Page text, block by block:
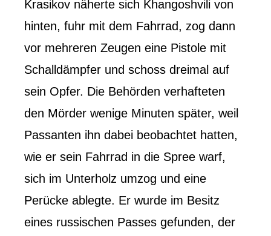
Krasikov näherte sich Khangoshvili von
hinten, fuhr mit dem Fahrrad, zog dann
vor mehreren Zeugen eine Pistole mit
Schalldämpfer und schoss dreimal auf
sein Opfer. Die Behörden verhafteten
den Mörder wenige Minuten später, weil
Passanten ihn dabei beobachtet hatten,
wie er sein Fahrrad in die Spree warf,
sich im Unterholz umzog und eine
Perücke ablegte. Er wurde im Besitz
eines russischen Passes gefunden, der